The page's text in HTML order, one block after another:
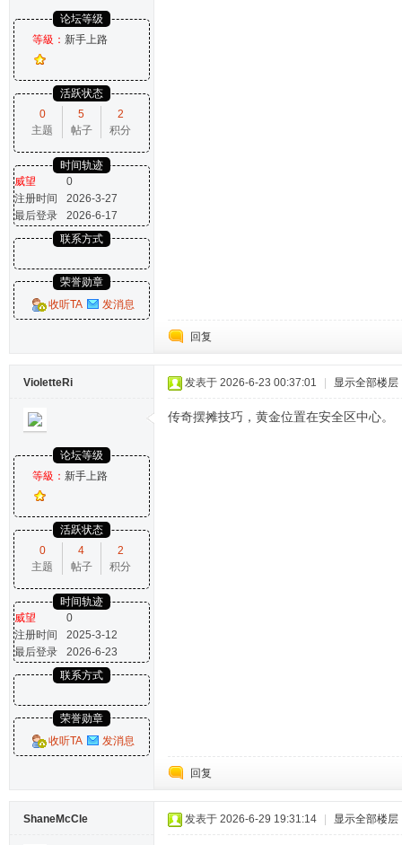
论坛等级
等級： 新手上路
活跃状态
0
主题
5
帖子
2
积分
时间轨迹
威望
0
注册时间
2026-3-27
最后登录
2026-6-17
联系方式
荣誉勋章
收听TA
发消息
回复
VioletteRi
论坛等级
等級： 新手上路
活跃状态
0
主题
4
帖子
2
积分
时间轨迹
威望
0
注册时间
2025-3-12
最后登录
2026-6-23
联系方式
荣誉勋章
收听TA
发消息
发表于 2026-6-23 00:37:01 显示全部楼层
传奇摆摊技巧，黄金位置在安全区中心。
回复
ShaneMcCle 发表于 2026-6-29 19:31:14 显示全部楼层